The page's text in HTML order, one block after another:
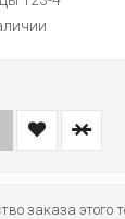
заказа этого